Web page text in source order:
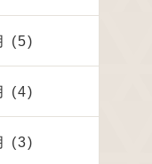
(5)
(4)
(3)